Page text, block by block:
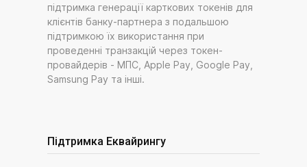
підтримка генерації карткових токенів для
клієнтів банку-партнера з подальшою
підтримкою їх використання при
проведенні транзакцій через токен-
провайдерів - МПС, Apple Pay, Google Pay,
Samsung Pay та інші.
Підтримка Еквайрингу